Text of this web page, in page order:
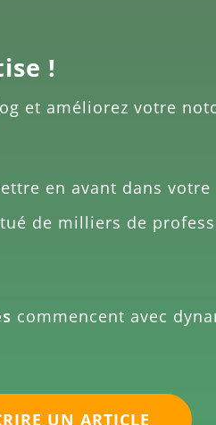
!
et améliorez votre
en avant dans
de milliers de
commencent avec
UN ARTICLE